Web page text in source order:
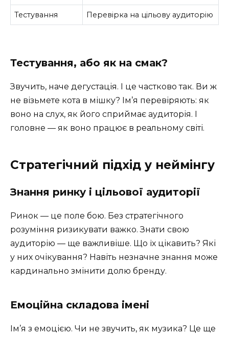
Тестування Перевірка на цільову аудиторію
Тестування, або як на смак?
Звучить, наче дегустація. І це частково так. Ви ж
не візьмете кота в мішку? Ім’я перевіряють: як
воно на слух, як його сприймає аудиторія. І
головне — як воно працює в реальному світі.
Стратегічний підхід у неймінгу
Знання ринку і цільової аудиторії
Ринок — це поле бою. Без стратегічного
розуміння ризикувати важко. Знати свою
аудиторію — ще важливіше. Що їх цікавить? Які
у них очікування? Навіть незначне знання може
кардинально змінити долю бренду.
Емоційна складова імені
Ім’я з емоцією. Чи не звучить, як музика? Це ще